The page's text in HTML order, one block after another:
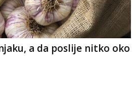
a da poslije nitko oko